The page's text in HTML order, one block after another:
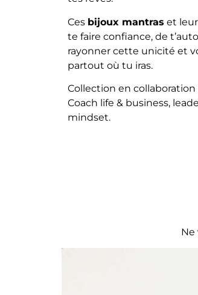
Ces bijoux mantras et
te faire confiance, de
rayonner cette unicité et
partout où tu iras.
Collection en collaboration
Coach life & business,
mindset.
Ne